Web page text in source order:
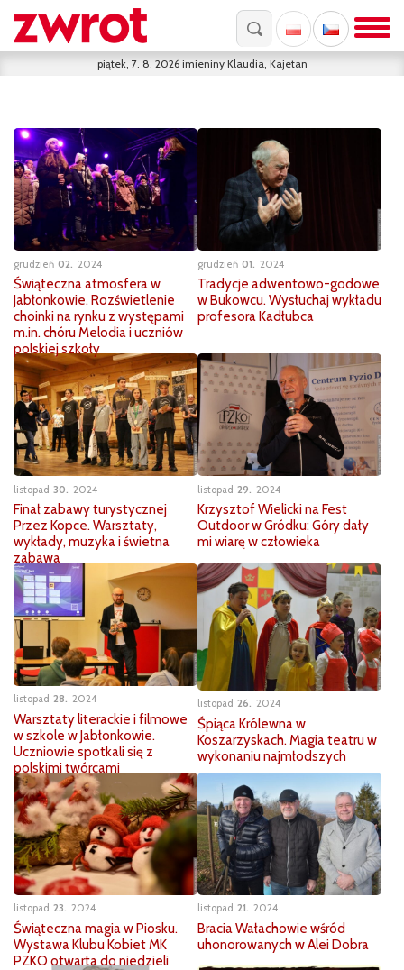
piątek, 7. 8. 2026 imieniny Klaudia, Kajetan
grudzień 02 2024
Świąteczna atmosfera w
Jabłonkowie. Rozświetlenie
choinki na rynku z występami
m.in. chóru Melodia i uczniów
polskiej szkoły
grudzień 01 2024
Tradycje adwentowo-godowe
w Bukowcu. Wysłuchaj wykładu
profesora Kadłubca
listopad 30 2024
Finał zabawy turystycznej
Przez Kopce. Warsztaty,
wykłady, muzyka i świetna
zabawa
listopad 29 2024
Krzysztof Wielicki na Fest
Outdoor w Gródku: Góry dały
mi wiarę w człowieka
listopad 28 2024
Warsztaty literackie i filmowe
w szkole w Jabłonkowie.
Uczniowie spotkali się z
polskimi twórcami
listopad 26 2024
Śpiąca Królewna w
Koszarzyskach. Magia teatru w
wykonaniu najmłodszych
listopad 23 2024
Świąteczna magia w Piosku.
Wystawa Klubu Kobiet MK
PZKO otwarta do niedzieli
listopad 21 2024
Bracia Wałachowie wśród
uhonorowanych w Alei Dobra